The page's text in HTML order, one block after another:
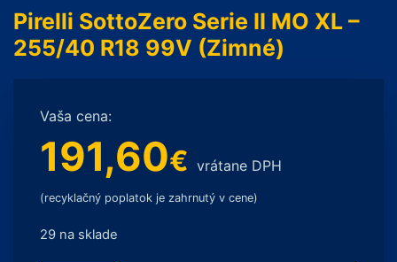
Pirelli SottoZero Serie II MO XL –
255/40 R18 99V (Zimné)
Vaša cena:
191,60€ vrátane DPH
(recyklačný poplatok je zahrnutý v cene)
29 na sklade